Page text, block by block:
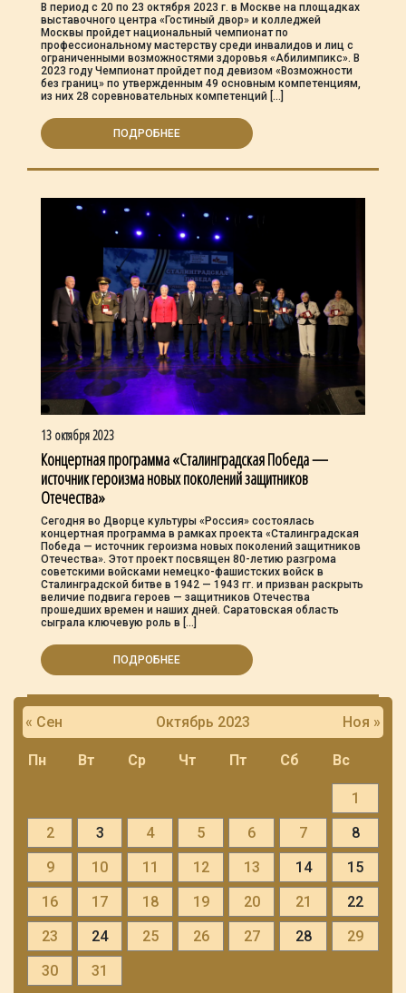
В период с 20 по 23 октября 2023 г. в Москве на площадках
выставочного центра «Гостиный двор» и колледжей
Москвы пройдет национальный чемпионат по
профессиональному мастерству среди инвалидов и лиц с
ограниченными возможностями здоровья «Абилимпикс». В
2023 году Чемпионат пройдет под девизом «Возможности
без границ» по утвержденным 49 основным компетенциям,
из них 28 соревновательных компетенций […]
ПОДРОБНЕЕ
13 октября 2023
Концертная программа «Сталинградская Победа —
источник героизма новых поколений защитников
Отечества»
Сегодня во Дворце культуры «Россия» состоялась
концертная программа в рамках проекта «Сталинградская
Победа — источник героизма новых поколений защитников
Отечества». Этот проект посвящен 80-летию разгрома
советскими войсками немецко-фашистских войск в
Сталинградской битве в 1942 — 1943 гг. и призван раскрыть
величие подвига героев — защитников Отечества
прошедших времен и наших дней. Саратовская область
сыграла ключевую роль в […]
ПОДРОБНЕЕ
Октябрь 2023
Пн Вт Ср Чт Пт Сб Вс
« Сен Ноя »
1
2
3 4 5 6 7
8
9
10 11 12 13 14
15
16
17 18 19 20 21
22
23
24 25 26 27 28
29
30
31